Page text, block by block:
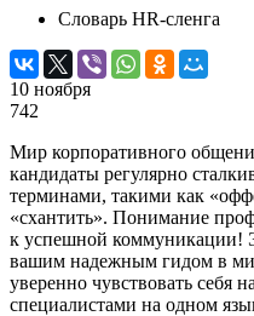
Словарь HR-сленга
10 ноября
742
Мир корпоративного
кандидаты регулярно
терминами, такими как
«схантить». Понимание
к успешной коммуникации!
вашим надежным гидом в
уверенно чувствовать себя
специалистами на одном